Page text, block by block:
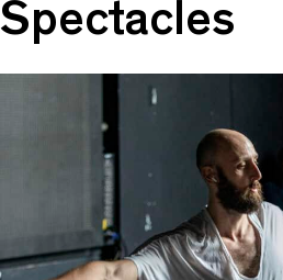
Spectacles